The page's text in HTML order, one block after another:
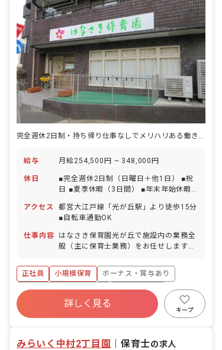
給与 月給254,500円 ~ 348,000円
休日
■完全週休2日制（日曜日＋他1日） ■祝
日 ■夏季休暇（3日間） ■年末年始休暇
日単位から取得可能／5日以上の連休応
相談） ■慶弔休暇 ■産前産後・育児休暇
（取得率100％） ■介護・看護休暇
アクセス
都営大江戸線「光が丘駅」より徒歩15分
■自転車通勤OK
仕事内容
はなさき保育園光が丘で施設内の業務全
般（主に保育士業務）をお任せします。
正社員
小規模保育
ボーナス・賞与あり
寮・住宅・家賃補助あり
社会保険完備
福利厚生充実
退職金制度
詳しく見る
キープ
みらいく中村2丁目園 ｜保育士の求人